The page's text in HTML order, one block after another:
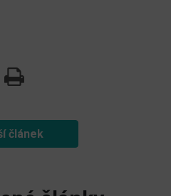
článek